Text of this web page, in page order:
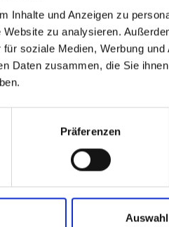
Inhalte und Anzeigen zu
zu analysieren.
soziale Medien, Werbung
Daten zusammen, die Sie
Präferenzen